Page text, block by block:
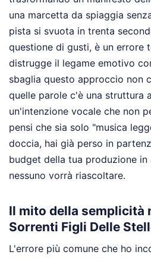
una marcetta da spiaggia
pista si svuota in trenta
questione di gusti, è un errore
distrugge il legame emotivo
sbaglia questo approccio non
quelle parole c'è una struttura
un'intenzione vocale che non
pensi che sia solo "musica
doccia, hai già perso in
budget della tua produzione in
nessuno vorrà riascoltare.
Il mito della semplicità
Sorrenti Figli Delle
L'errore più comune che ho